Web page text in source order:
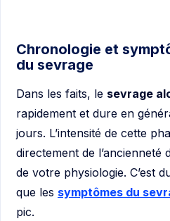
Chronologie et
du sevrage
Dans les faits, le sevrage
rapidement et dure en
jours. L’intensité de cette
directement de l’ancienneté
de votre physiologie. C’est
que les symptômes du
pic.